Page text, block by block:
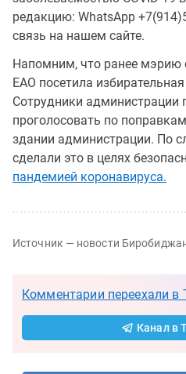
редакцию: WhatsApp
связь на нашем сайте.
Напомним, что ранее мэрию
ЕАО посетила
Сотрудники администрации
проголосовать по
здании администрации. По
сделали это в целях
пандемией коронавируса.
Источник — новости
Комментарии переехали в
Канал в